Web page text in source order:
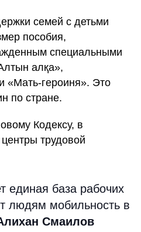
семей с детьми
пособия,
специальными
алқа»,
«Мать-героиня». Это
по стране.
Кодексу, в
трудовой
единая база рабочих
людям мобильность в
Смаилов